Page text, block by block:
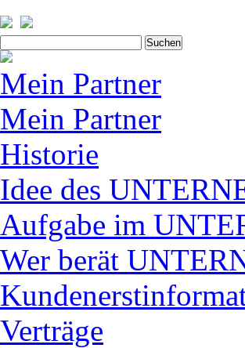
nach:
Mein Partner
Mein Partner
Historie
Idee des
Aufgabe im
Wer berät
Verträge